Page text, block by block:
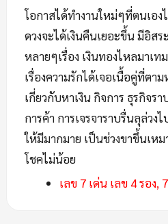
โอกาสได้ทำงานใหม่ๆที่ตนเอง
ดวงจะได้เงินคืนเยอะขึ้น มีอิส
หลายๆเรื่อง เงินทองไหลมาเท
เรื่องความรักได้เจอเนื้อคู่ที่ตา
เกี่ยวกับหาเงิน กิจการ ธุรกิจร
การค้า การเจรจาราบรื่นลุล่วง
ให้มีมากมาย เป็นช่วงขาขึ้นเหม
โชคไม่น้อย
เลข 7 เด่น เลข 4 รอง,